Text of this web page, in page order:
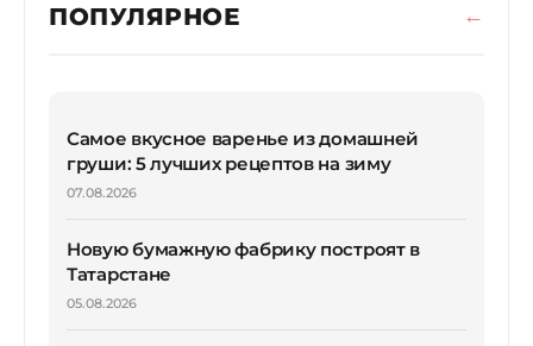
ПОПУЛЯРНОЕ
Самое вкусное варенье из домашней
груши: 5 лучших рецептов на зиму
07.08.2026
Новую бумажную фабрику построят в
Татарстане
05.08.2026